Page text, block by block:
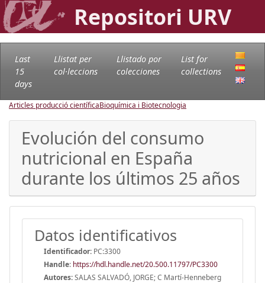
Repositori URV
Last
15
days
Llistat per
col·leccions
Llistado por
colecciones
List for
collections
Articles producció científicaBioquímica i Biotecnologia
Evolución del consumo
nutricional en España
durante los últimos 25 años
Datos identificativos
Identificador: PC:3300
Handle: https://hdl.handle.net/20.500.11797/PC3300
Autores:SALAS SALVADÓ, JORGE; C Martí-Henneberg